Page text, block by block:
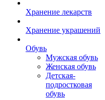
Хранение лекарств
Хранение украшений
Обувь
Мужская обувь
Женская обувь
Детская-
подростковая
обувь